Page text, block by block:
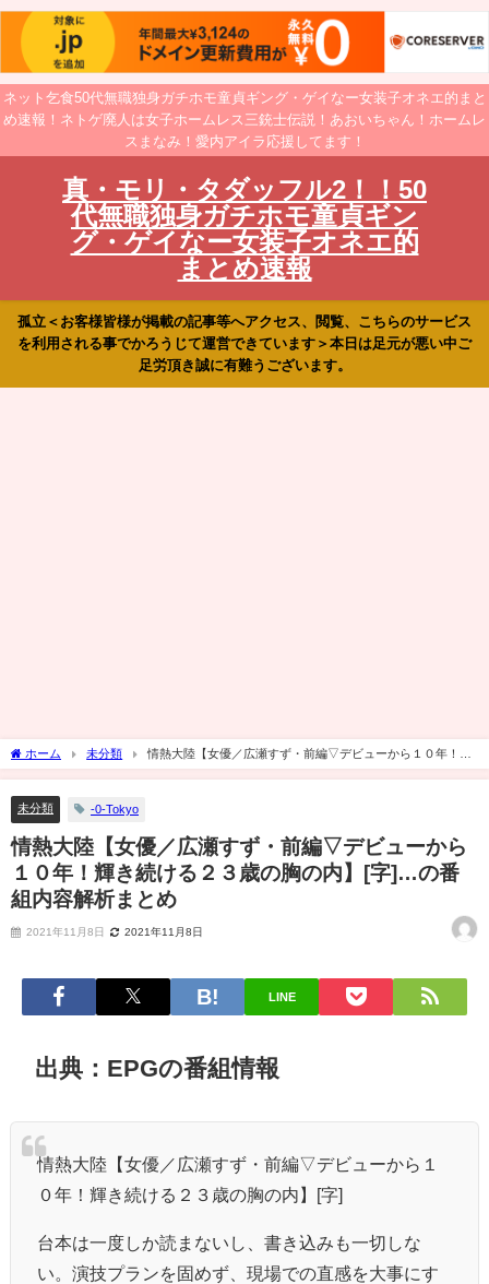
ネット乞食50代無職独身ガチホモ童貞ギング・ゲイなー女装子オネエ的まと
め速報！ネトゲ廃人は女子ホームレス三銃士伝説！あおいちゃん！ホームレ
スまなみ！愛内アイラ応援してます！
真・モリ・タダッフル2！！50
代無職独身ガチホモ童貞ギン
グ・ゲイなー女装子オネエ的
まとめ速報
孤立＜お客様皆様が掲載の記事等へアクセス、閲覧、こちらのサービス
を利用される事でかろうじて運営できています＞本日は足元が悪い中ご
足労頂き誠に有難うございます。
ホーム 未分類
情熱大陸【女優／広瀬すず・前編▽デビューから１０年！輝
き続ける２３歳の胸の内】[字]…の番組内容解析まとめ
未分類 -0-Tokyo
情熱大陸【女優／広瀬すず・前編▽デビューから
１０年！輝き続ける２３歳の胸の内】[字]…の番
組内容解析まとめ
2021年11月8日 2021年11月8日
LINE
出典：EPGの番組情報
情熱大陸【女優／広瀬すず・前編▽デビューから１
０年！輝き続ける２３歳の胸の内】[字]
台本は一度しか読まないし、書き込みも一切しな
い。演技プランを固めず、現場での直感を大事にす